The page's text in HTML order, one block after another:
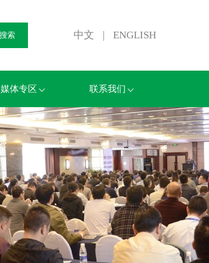
中文 | ENGLISH
媒体专区 联系我们